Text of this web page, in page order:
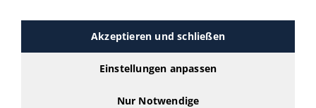
Pinwandnadeln
Akzeptieren und schließen
Einstellungen anpassen
Nur Notwendige